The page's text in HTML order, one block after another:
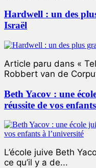
Hardwell : un des
Israël
Article paru dans «
Robbert van de
Beth Yacov : une
réussite de vos
L’école juive Beth
ce qu’il y a de...